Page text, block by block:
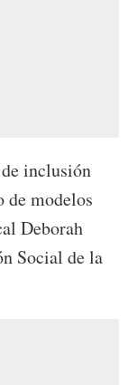
inclusión
de modelos
Deborah
Social de la